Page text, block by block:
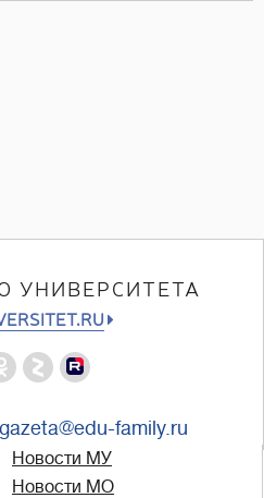
УНИВЕРСИТЕТА
gazeta@edu-family.ru
Новости МУ
Новости МО